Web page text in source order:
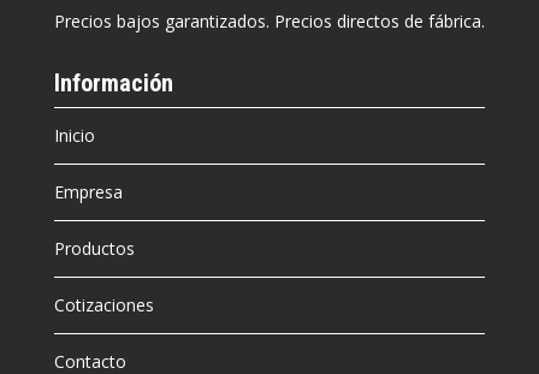
Precios bajos garantizados. Precios directos de fábrica.
Información
Inicio
Empresa
Productos
Cotizaciones
Contacto